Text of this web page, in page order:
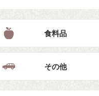
食料品
その他